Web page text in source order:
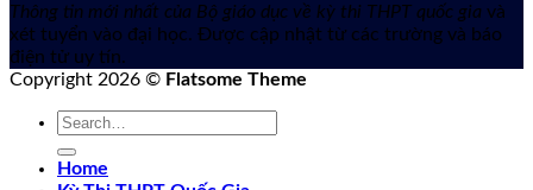
Thông tin mới nhất của Bộ giáo dục về kỳ thi THPT quốc gia và
xét tuyển vào đại học. Được cập nhật từ các trường và báo
điện tử uy tín.
Copyright 2026 © Flatsome Theme
Home